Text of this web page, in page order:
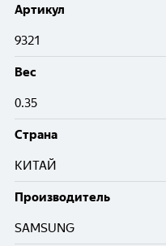
Артикул
9321
Вес
0.35
Cтрана
КИТАЙ
Производитель
SAMSUNG